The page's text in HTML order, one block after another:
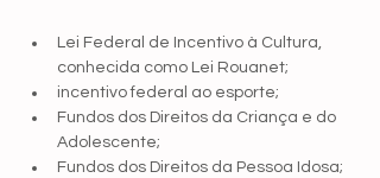
Lei Federal de Incentivo à Cultura,
conhecida como Lei Rouanet;
incentivo federal ao esporte;
Fundos dos Direitos da Criança e do
Adolescente;
Fundos dos Direitos da Pessoa Idosa;